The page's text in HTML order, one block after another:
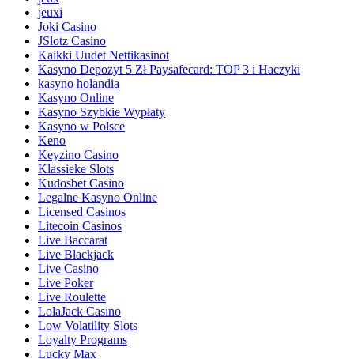
jeuxi
Joki Casino
JSlotz Casino
Kaikki Uudet Nettikasinot
Kasyno Depozyt 5 Zł Paysafecard: TOP 3 i Haczyki
kasyno holandia
Kasyno Online
Kasyno Szybkie Wypłaty
Kasyno w Polsce
Keno
Keyzino Casino
Klassieke Slots
Kudosbet Casino
Legalne Kasyno Online
Licensed Casinos
Litecoin Casinos
Live Baccarat
Live Blackjack
Live Casino
Live Poker
Live Roulette
LolaJack Casino
Low Volatility Slots
Loyalty Programs
Lucky Max